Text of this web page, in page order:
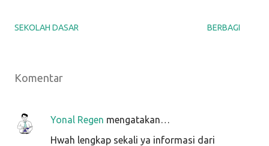
SEKOLAH DASAR BERBAGI
Komentar
Yonal Regen mengatakan…
Hwah lengkap sekali ya informasi dari